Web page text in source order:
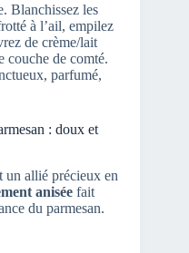
Blanchissez les
à l’ail, empilez
de crème/lait
couche de comté.
parfumé,
: doux et
un allié précieux en
anisée fait
du parmesan.